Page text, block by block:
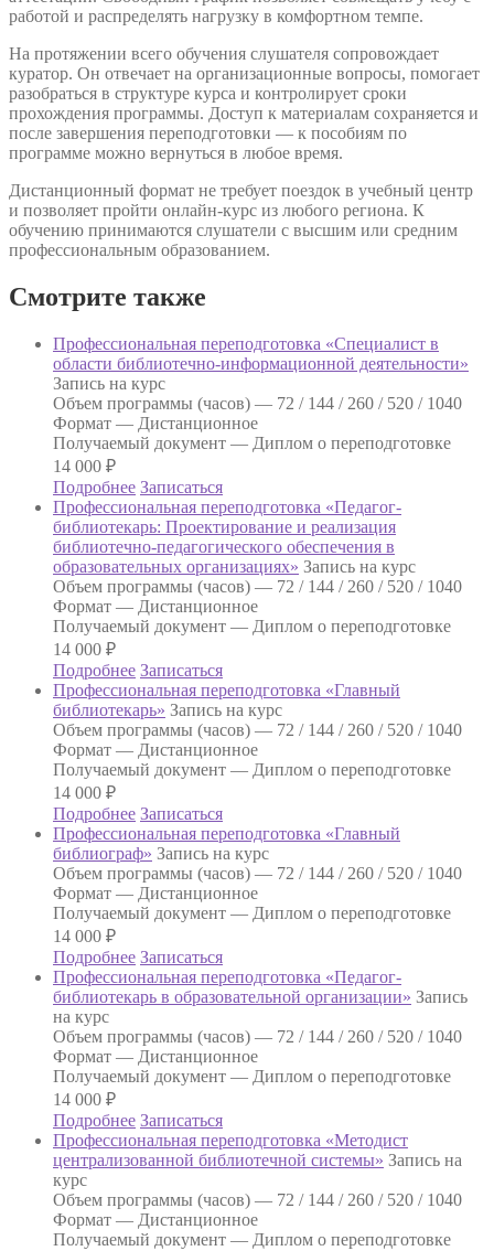
работой и распределять нагрузку в комфортном темпе.
На протяжении всего обучения слушателя сопровождает
куратор. Он отвечает на организационные вопросы, помогает
разобраться в структуре курса и контролирует сроки
прохождения программы. Доступ к материалам сохраняется и
после завершения переподготовки — к пособиям по
программе можно вернуться в любое время.
Дистанционный формат не требует поездок в учебный центр
и позволяет пройти онлайн-курс из любого региона. К
обучению принимаются слушатели с высшим или средним
профессиональным образованием.
Смотрите также
Профессиональная переподготовка «Специалист в
области библиотечно-информационной деятельности»
Запись на курс
Объем программы (часов) — 72 / 144 / 260 / 520 / 1040
Формат — Дистанционное
Получаемый документ — Диплом о переподготовке
14 000 ₽
Подробнее Записаться
Профессиональная переподготовка «Педагог-
библиотекарь: Проектирование и реализация
библиотечно-педагогического обеспечения в
образовательных организациях» Запись на курс
Объем программы (часов) — 72 / 144 / 260 / 520 / 1040
Формат — Дистанционное
Получаемый документ — Диплом о переподготовке
14 000 ₽
Подробнее Записаться
Профессиональная переподготовка «Главный
библиотекарь» Запись на курс
Объем программы (часов) — 72 / 144 / 260 / 520 / 1040
Формат — Дистанционное
Получаемый документ — Диплом о переподготовке
14 000 ₽
Подробнее Записаться
Профессиональная переподготовка «Главный
библиограф» Запись на курс
Объем программы (часов) — 72 / 144 / 260 / 520 / 1040
Формат — Дистанционное
Получаемый документ — Диплом о переподготовке
14 000 ₽
Подробнее Записаться
Профессиональная переподготовка «Педагог-
библиотекарь в образовательной организации» Запись
на курс
Объем программы (часов) — 72 / 144 / 260 / 520 / 1040
Формат — Дистанционное
Получаемый документ — Диплом о переподготовке
14 000 ₽
Подробнее Записаться
Профессиональная переподготовка «Методист
централизованной библиотечной системы» Запись на
курс
Объем программы (часов) — 72 / 144 / 260 / 520 / 1040
Формат — Дистанционное
Получаемый документ — Диплом о переподготовке